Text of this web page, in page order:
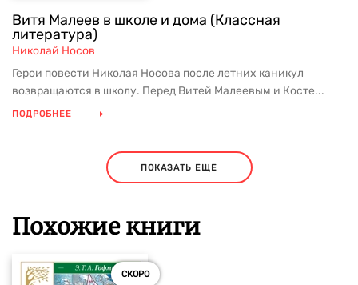
Витя Малеев в школе и дома (Классная
литература)
Николай Носов
Герои повести Николая Носова после летних каникул
возвращаются в школу. Перед Витей Малеевым и Косте...
ПОДРОБНЕЕ
ПОКАЗАТЬ ЕЩЕ
Похожие книги
СКОРО